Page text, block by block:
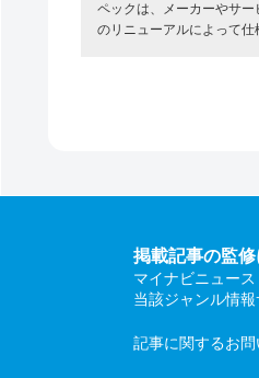
ペックは、メーカーやサ
のリニューアルによって仕
掲載記事の監
マイナビニュー
当該ジャンル情
記事に関するお